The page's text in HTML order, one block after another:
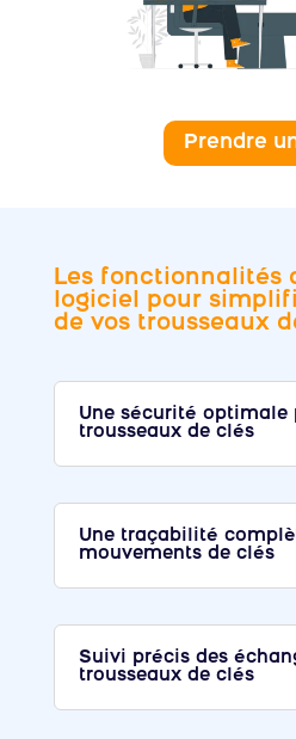
Prendre
Les fonctionnalités
logiciel pour
de vos trousseaux
Une sécurité optimale
trousseaux de clés
Une traçabilité
mouvements de clés
Suivi précis des
trousseaux de clés